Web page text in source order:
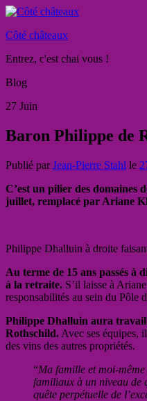
Côté châteaux
Entrez, c'est chai vous !
Blog
27 Juin
Baron Philippe de
Publié parJean-Pierre Stahl le
C’est un pilier des domaines
juillet, remplacé par Ariane
Philippe Dhalluin à droite
Au terme de 15 ans passés à
à la retraite. S’il laisse à
responsabilités au sein du Pôle
Philippe Dhalluin aura
Rothschild. Avec ses équipes,
des vins des autres propriétés.
“Ma famille et moi-
familiaux à un niveau de
quête perpétuelle de